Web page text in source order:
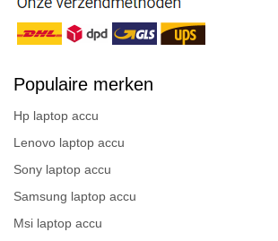
Populaire merken
Hp laptop accu
Lenovo laptop accu
Sony laptop accu
Samsung laptop accu
Msi laptop accu